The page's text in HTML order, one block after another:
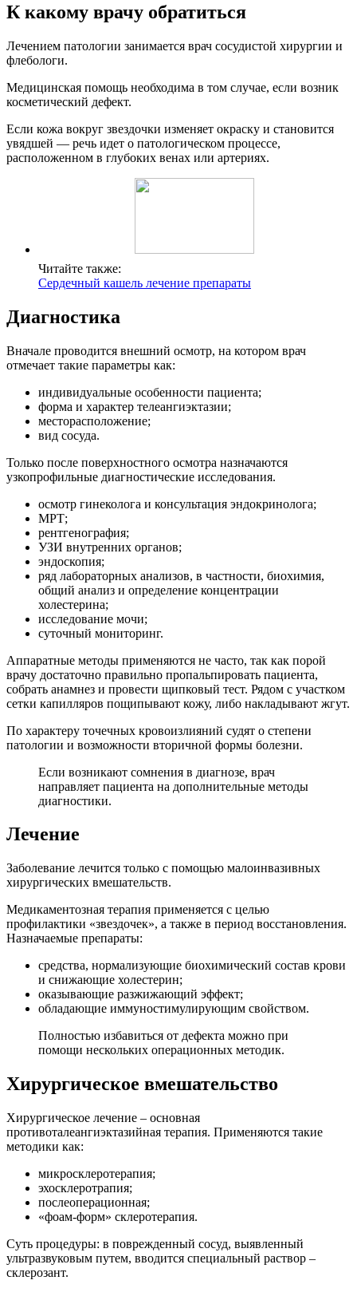
К какому врачу обратиться
Лечением патологии занимается врач сосудистой хирургии и
флебологи.
Медицинская помощь необходима в том случае, если возник
косметический дефект.
Если кожа вокруг звездочки изменяет окраску и становится
увядшей — речь идет о патологическом процессе,
расположенном в глубоких венах или артериях.
Читайте также:
Сердечный кашель лечение препараты
Диагностика
Вначале проводится внешний осмотр, на котором врач
отмечает такие параметры как:
индивидуальные особенности пациента;
форма и характер телеангиэктазии;
месторасположение;
вид сосуда.
Только после поверхностного осмотра назначаются
узкопрофильные диагностические исследования.
осмотр гинеколога и консультация эндокринолога;
МРТ;
рентгенография;
УЗИ внутренних органов;
эндоскопия;
ряд лабораторных анализов, в частности, биохимия,
общий анализ и определение концентрации
холестерина;
исследование мочи;
суточный мониторинг.
Аппаратные методы применяются не часто, так как порой
врачу достаточно правильно пропальпировать пациента,
собрать анамнез и провести щипковый тест. Рядом с участком
сетки капилляров пощипывают кожу, либо накладывают жгут.
По характеру точечных кровоизлияний судят о степени
патологии и возможности вторичной формы болезни.
Если возникают сомнения в диагнозе, врач
направляет пациента на дополнительные методы
диагностики.
Лечение
Заболевание лечится только с помощью малоинвазивных
хирургических вмешательств.
Медикаментозная терапия применяется с целью
профилактики «звездочек», а также в период восстановления.
Назначаемые препараты:
средства, нормализующие биохимический состав крови
и снижающие холестерин;
оказывающие разжижающий эффект;
обладающие иммуностимулирующим свойством.
Полностью избавиться от дефекта можно при
помощи нескольких операционных методик.
Хирургическое вмешательство
Хирургическое лечение – основная
противоталеангиэктазийная терапия. Применяются такие
методики как:
микросклеротерапия;
эхосклеротрапия;
послеоперационная;
«фоам-форм» склеротерапия.
Суть процедуры: в поврежденный сосуд, выявленный
ультразвуковым путем, вводится специальный раствор –
склерозант.